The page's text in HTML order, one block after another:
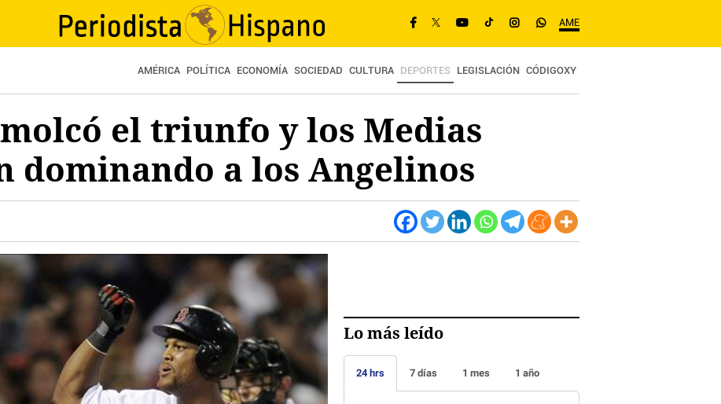
AME
AMÉRICA POLÍTICA ECONOMÍA SOCIEDAD CULTURA DEPORTES LEGISLACIÓN CÓDIGOXY
el triunfo y los Medias
dominando a los Angelinos
Lo más leído
24 hrs 7 días 1 mes 1 año